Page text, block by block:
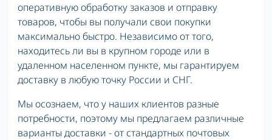
оперативную обработку заказов и отправку
товаров, чтобы вы получали свои покупки
максимально быстро. Независимо от того,
находитесь ли вы в крупном городе или в
удаленном населенном пункте, мы гарантируем
доставку в любую точку России и СНГ.
Мы осознаем, что у наших клиентов разные
потребности, поэтому мы предлагаем различные
варианты доставки - от стандартных почтовых